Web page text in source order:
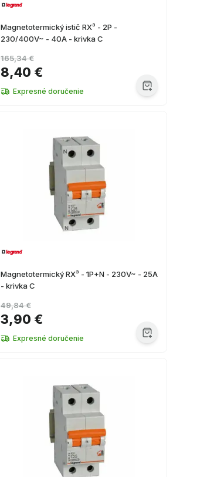
Magnetotermický istič RX³ - 2P -
230/400V~ - 40A - krivka C
8,40 €
165,34 €
Expresné doručenie
Magnetotermický RX³ - 1P+N - 230V~ - 25A
- krivka C
3,90 €
49,84 €
Expresné doručenie